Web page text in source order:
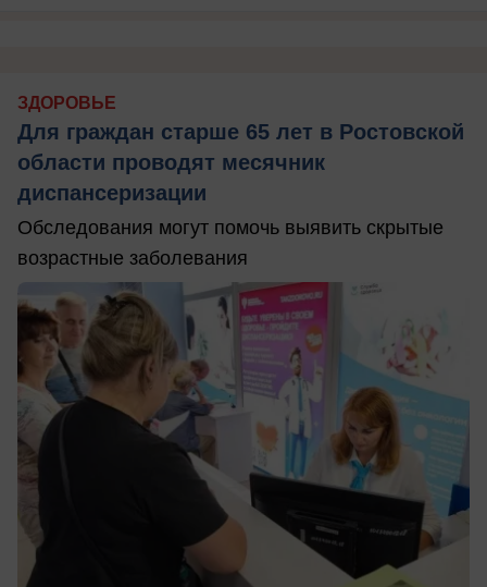
ЗДОРОВЬЕ
Для граждан старше 65 лет в Ростовской
области проводят месячник
диспансеризации
Обследования могут помочь выявить скрытые
возрастные заболевания